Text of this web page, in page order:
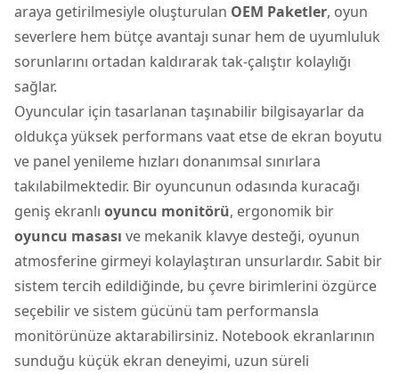
araya getirilmesiyle oluşturulan OEM Paketler, oyun
severlere hem bütçe avantajı sunar hem de uyumluluk
sorunlarını ortadan kaldırarak tak-çalıştır kolaylığı
sağlar.
Oyuncular için tasarlanan taşınabilir bilgisayarlar da
oldukça yüksek performans vaat etse de ekran boyutu
ve panel yenileme hızları donanımsal sınırlara
takılabilmektedir. Bir oyuncunun odasında kuracağı
geniş ekranlı oyuncu monitörü, ergonomik bir
oyuncu masası ve mekanik klavye desteği, oyunun
atmosferine girmeyi kolaylaştıran unsurlardır. Sabit bir
sistem tercih edildiğinde, bu çevre birimlerini özgürce
seçebilir ve sistem gücünü tam performansla
monitörünüze aktarabilirsiniz. Notebook ekranlarının
sunduğu küçük ekran deneyimi, uzun süreli